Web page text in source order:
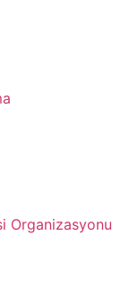
Organizasyonu